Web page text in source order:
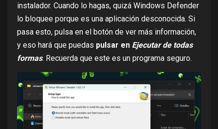
instalador. Cuando lo hagas, quizá Windows Defender
lo bloquee porque es una aplicación desconocida. Si
pasa esto, pulsa en el botón de ver más información,
y eso hará que puedas pulsar en Ejecutar de todas
formas. Recuerda que este es un programa seguro.